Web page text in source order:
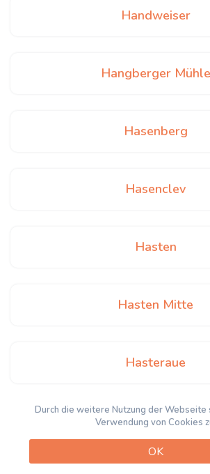
Handweiser
Hangberger Mühle
Hasenberg
Hasenclev
Hasten
Hasten Mitte
Hasteraue
Heidhof
Durch die weitere Nutzung der Webseite
Verwendung von Cookies
OK